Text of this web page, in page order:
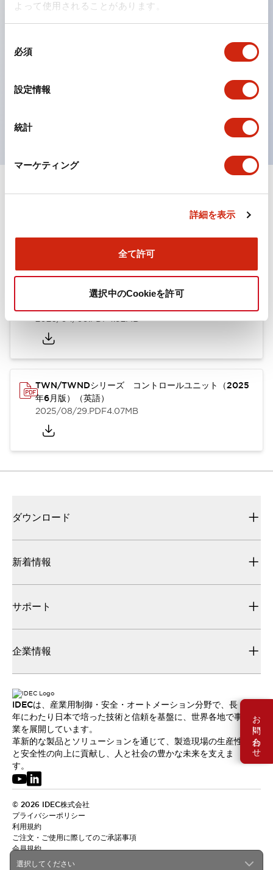
よって使用されることがあります。
必須
設定情報
統計
マーケティング
詳細を表示
全て許可
選択中のCookieを許可
お問い合わせ
高電圧タイプのLED球が搭載可能になり、ダイレクト
タイプの定格使用電圧が最大240Vまで対応可能になり
ました。
ひとつで6色の役をこなすLED球（LSRD球）。これま
で色ごとに分かれていたLED球を、1色のLED球で各色
UL、CSA、TÜV、CCC認証品。
TWN/TWNDシリーズ コントロールユニット（2025
2026/04/09.PDF4.92MB
TWN/TWNDシリーズ コントロールユニット（2025
年6月版）（英語）
2025/08/29.PDF4.07MB
選択してください
ダウンロード
新着情報
サポート
企業情報
IDECは、産業用制御・安全・オートメーション分野で、長
年にわたり日本で培った技術と信頼を基盤に、世界各地で事
業を展開しています。
革新的な製品とソリューションを通じて、製造現場の生産性
と安全性の向上に貢献し、人と社会の豊かな未来を支えま
す。
© 2026 IDEC株式会社
プライバシーポリシー
利用規約
ご注文・ご使用に際してのご承諾事項
会員規約